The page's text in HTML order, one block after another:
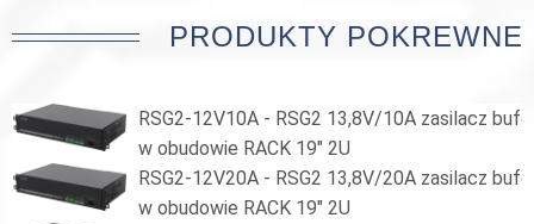
PRODUKTY POKREWNE
RSG2-12V10A - RSG2 13,8V/10A zasilacz
w obudowie RACK 19" 2U
RSG2-12V20A - RSG2 13,8V/20A zasilacz
w obudowie RACK 19" 2U